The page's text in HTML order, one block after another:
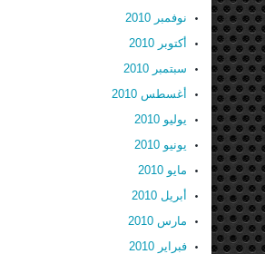
نوفمبر 2010
أكتوبر 2010
سبتمبر 2010
أغسطس 2010
يوليو 2010
يونيو 2010
مايو 2010
أبريل 2010
مارس 2010
فبراير 2010